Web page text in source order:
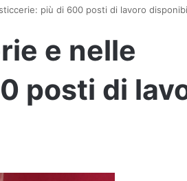
più di 600 posti di lavoro
e nelle
posti di